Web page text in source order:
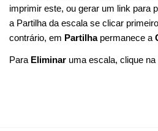
imprimir este, ou gerar um link para
a Partilha da escala se clicar
contrário, em Partilha permanece a
Para Eliminar uma escala, clique na